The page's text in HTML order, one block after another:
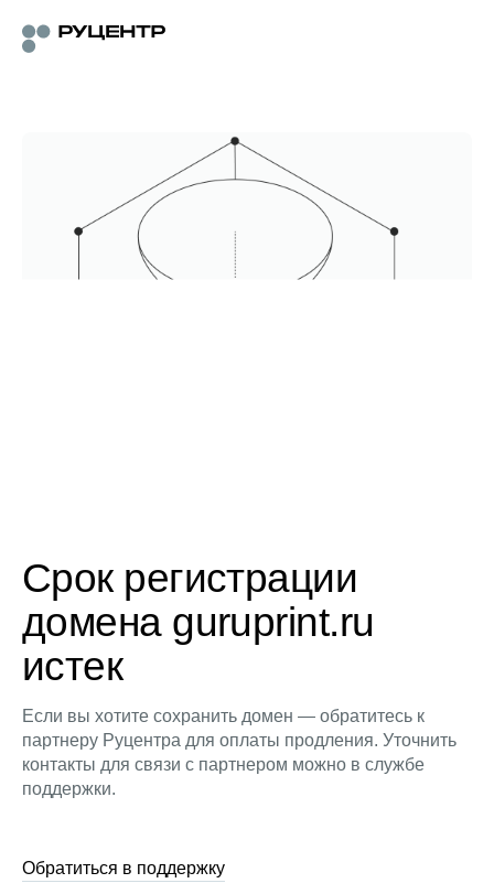
Срок регистрации
домена guruprint.ru
истек
Если вы хотите сохранить домен — обратитесь к
партнеру Руцентра для оплаты продления. Уточнить
контакты для связи с партнером можно в службе
поддержки.
Обратиться в поддержку